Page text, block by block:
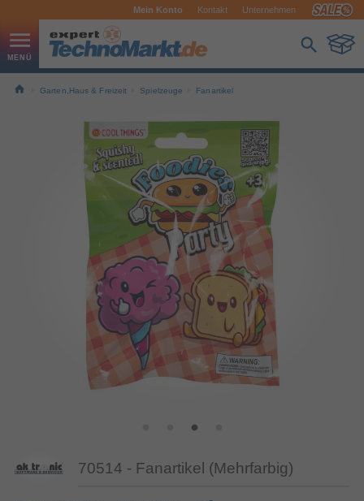
Mein Konto Kontakt Unternehmen
Garten,Haus & Freizeit Spielzeuge Fanartikel
70514 - Fanartikel (Mehrfarbig)